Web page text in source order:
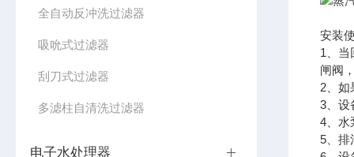
全自动反冲洗过滤器
吸吮式过滤器
刮刀式过滤器
多滤柱自清洗过滤器
电子水处理器
安装
1、当
闸阀
2、如
3、设
4、水
5、排